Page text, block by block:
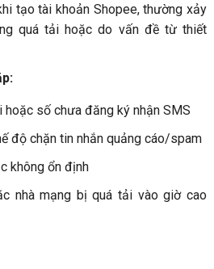
tạo tài khoản Shopee, thường xảy
quá tải hoặc do vấn đề từ thiết
số chưa đăng ký nhận SMS
độ chặn tin nhắn quảng cáo/spam
không ổn định
nhà mạng bị quá tải vào giờ cao